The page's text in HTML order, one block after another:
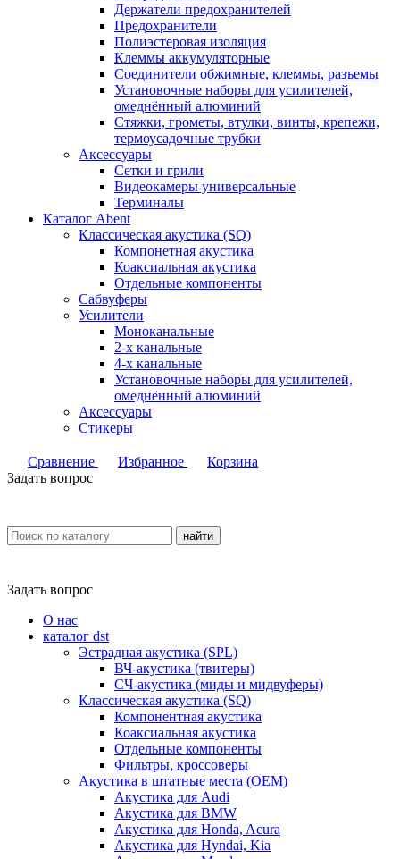
Держатели предохранителей
Предохранители
Полиэстеровая изоляция
Клеммы аккумуляторные
Соединители обжимные, клеммы, разъемы
Установочные наборы для усилителей,
омеднённый алюминий
Стяжки, грометы, втулки, винты, крепежи,
термоусадочные трубки
Аксессуары
Сетки и грили
Видеокамеры универсальные
Терминалы
Каталог Abent
Классическая акустика (SQ)
Компонетная акустика
Коаксиальная акустика
Отдельные компоненты
Сабвуферы
Усилители
Моноканальные
2-х канальные
4-х канальные
Установочные наборы для усилителей,
омеднённый алюминий
Аксессуары
Стикеры
Сравнение Избранное
Корзина
Задать вопрос
найти
Задать вопрос
О нас
каталог dst
Эстрадная акустика (SPL)
ВЧ-акустика (твитеры)
СЧ-акустика (миды и мидвуферы)
Классическая акустика (SQ)
Компонентная акустика
Коаксиальная акустика
Отдельные компоненты
Фильтры, кроссоверы
Акустика в штатные места (OEM)
Акустика для Audi
Акустика для BMW
Акустика для Honda, Acura
Акустика для Hyndai, Kia